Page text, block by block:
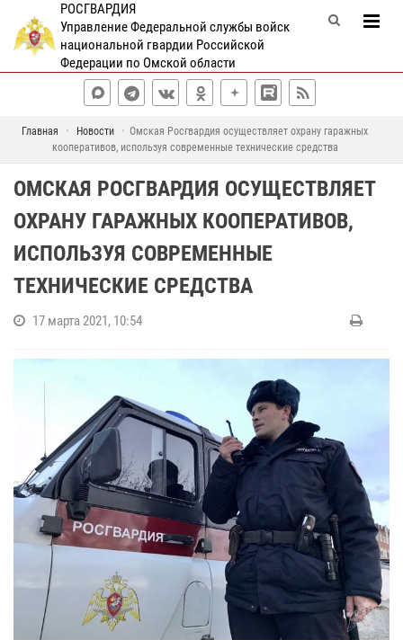
РОСГВАРДИЯ
Управление Федеральной службы войск
национальной гвардии Российской
Федерации по Омской области
Главная Новости
Омская Росгвардия осуществляет охрану гаражных
кооперативов, используя современные технические средства
ОМСКАЯ РОСГВАРДИЯ ОСУЩЕСТВЛЯЕТ
ОХРАНУ ГАРАЖНЫХ КООПЕРАТИВОВ,
ИСПОЛЬЗУЯ СОВРЕМЕННЫЕ
ТЕХНИЧЕСКИЕ СРЕДСТВА
17 марта 2021, 10:54